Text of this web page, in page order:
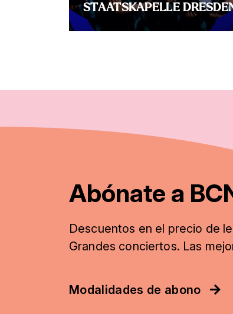
STAATSKAPELLE
Abónate a
Descuentos en el precio de
Grandes conciertos. Las
Modalidades de abono